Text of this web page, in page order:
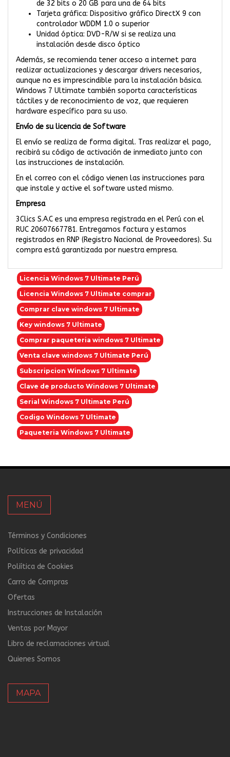
de 32 bits o 20 GB para una de 64 bits
Tarjeta gráfica: Dispositivo gráfico DirectX 9 con
controlador WDDM 1.0 o superior
Unidad óptica: DVD-R/W si se realiza una
instalación desde disco óptico
Además, se recomienda tener acceso a internet para
realizar actualizaciones y descargar drivers necesarios,
aunque no es imprescindible para la instalación básica.
Windows 7 Ultimate también soporta características
táctiles y de reconocimiento de voz, que requieren
hardware específico para su uso.
Envío de su licencia de Software
El envío se realiza de forma digital. Tras realizar el pago,
recibirá su código de activación de inmediato junto con
las instrucciones de instalación.
En el correo con el código vienen las instrucciones para
que instale y active el software usted mismo.
Empresa
3Clics S.A.C es una empresa registrada en el Perú con el
RUC 20607667781. Entregamos factura y estamos
registrados en RNP (Registro Nacional de Proveedores). Su
compra está garantizada por nuestra empresa.
Licencia Windows 7 Ultimate Perú
Licencia Windows 7 Ultimate comprar
Comprar clave windows 7 Ultimate
Key windows 7 Ultimate
Comprar paqueteria windows 7 Ultimate
Venta clave windows 7 Ultimate Perú
Subscripcion Windows 7 Ultimate
Clave de producto Windows 7 Ultimate
Serial Windows 7 Ultimate Perú
Codigo Windows 7 Ultimate
Paqueteria Windows 7 Ultimate
MENÚ
Términos y Condiciones
Políticas de privacidad
Poliítica de Cookies
Carro de Compras
Ofertas
Instrucciones de Instalación
Ventas por Mayor
Libro de reclamaciones virtual
Quienes Somos
MAPA